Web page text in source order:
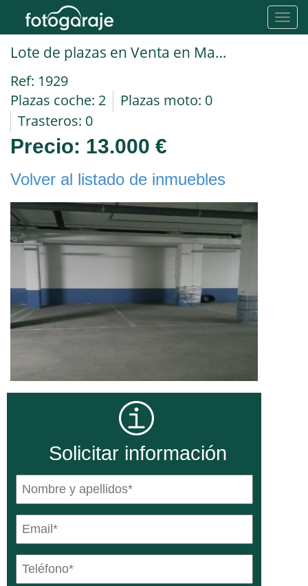
Lote de plazas en Venta en Madrid en TRES OLIVOS Monasterio del Paular MONTECARMELO
Ref: 1929
Plazas coche: 2
Plazas moto: 0
Trasteros: 0
Precio: 13.000 €
Volver al listado de inmuebles
Solicitar información